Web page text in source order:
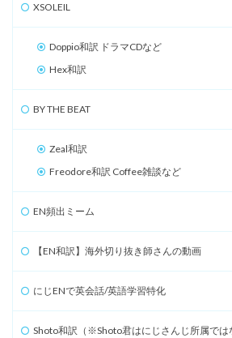
XSOLEIL
Doppio和訳 ドラマCDなど
Hex和訳
BY THE BEAT
Zeal和訳
Freodore和訳 Coffee雑談など
EN頻出ミーム
【EN和訳】海外切り抜き師さんの動画
にじENで英会話/英語学習特化
Shoto和訳（※Shoto君はにじさんじ所属では